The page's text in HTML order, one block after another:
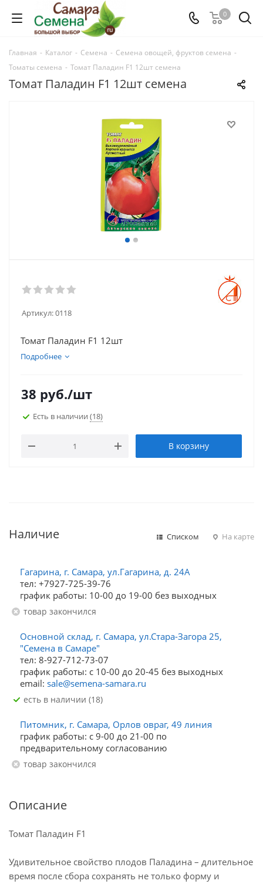
0
Главная - Каталог - Семена - Семена овощей, фруктов семена -
Томаты семена - Томат Паладин F1 12шт семена
Томат Паладин F1 12шт семена
Артикул:0118
Томат Паладин F1 12шт
Подробнее
38 руб./шт
Есть в наличии (18)
В корзину
Наличие Списком На карте
Гагарина, г. Самара, ул.Гагарина, д. 24А
тел: +7927-725-39-76
график работы: 10-00 до 19-00 без выходных
Товар закончился
Основной склад, г. Самара, ул.Стара-Загора 25,
"Семена в Самаре"
тел: 8-927-712-73-07
график работы: с 10-00 до 20-45 без выходных
email: sale@semena-samara.ru
Есть в наличии (18)
Питомник, г. Самара, Орлов овраг, 49 линия
график работы: с 9-00 до 21-00 по
предварительному согласованию
Товар закончился
Описание
Томат Паладин F1
Удивительное свойство плодов Паладина – длительное
время после сбора сохранять не только форму и